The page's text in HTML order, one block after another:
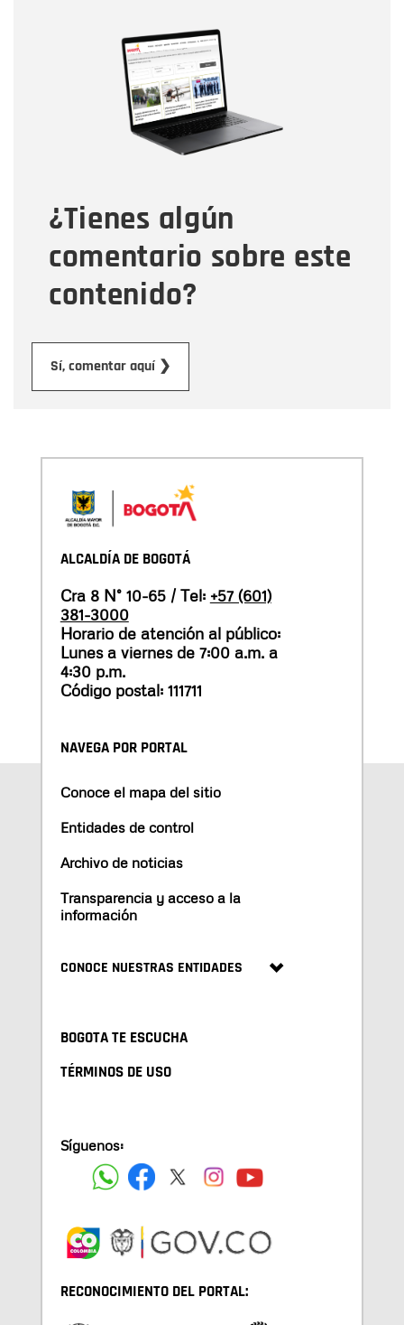
¿Tienes algún
comentario sobre este
contenido?
Sí, comentar aquí ❯
Correo electrónico
Tipo de comentario
Mensaje
ALCALDÍA DE BOGOTÁ
Cra 8 N° 10-65 / Tel: +57 (601)
381-3000
Horario de atención al público:
Lunes a viernes de 7:00 a.m. a
4:30 p.m.
Código postal: 111711
NAVEGA POR PORTAL
Conoce el mapa del sitio
Entidades de control
Archivo de noticias
Transparencia y acceso a la
información
CONOCE NUESTRAS ENTIDADES
BOGOTA TE ESCUCHA
TÉRMINOS DE USO
Síguenos:
RECONOCIMIENTO DEL PORTAL: